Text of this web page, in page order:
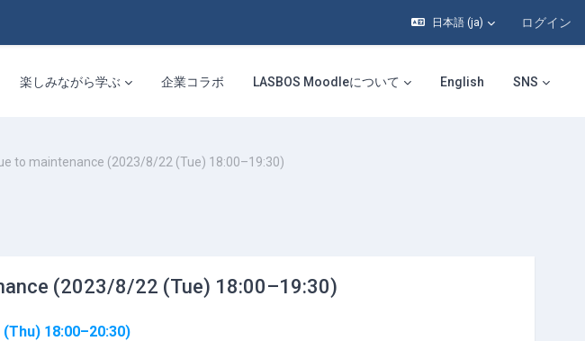
日本語 ‎(ja)‎ ログイン
楽しみながら学ぶ 企業コラボ LASBOS Moodleについて English SNS
to maintenance (2023/8/22 (Tue) 18:00–19:30)
(2023/8/22 (Tue) 18:00–19:30)
18:00–20:30)